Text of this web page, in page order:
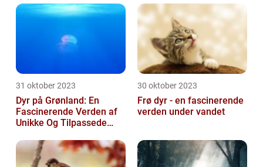
31 oktober 2023
Dyr på Grønland: En
Fascinerende Verden af
Unikke Og Tilpassede
30 oktober 2023
Frø dyr - en fascinerende
verden under vandet